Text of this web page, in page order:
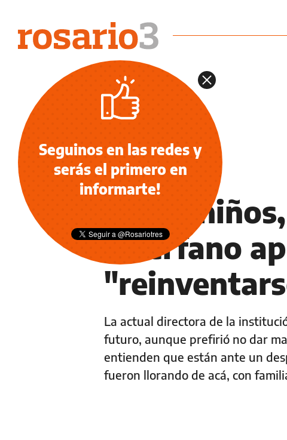
NOTICIAS
Ya sin
Huérfano
La actual directora de la
futuro, aunque prefirió no dar
entienden que están ante un
fueron llorando de acá, con
Seguinos en las redes y
serás el primero en
informarte!